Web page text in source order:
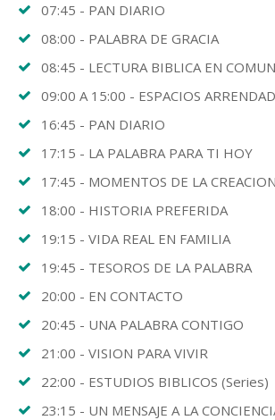
07:45 - PAN DIARIO
08:00 - PALABRA DE GRACIA
08:45 - LECTURA BIBLICA EN
09:00 A 15:00 - ESPACIOS
16:45 - PAN DIARIO
17:15 - LA PALABRA PARA TI HOY
17:45 - MOMENTOS DE LA CREACION
18:00 - HISTORIA PREFERIDA
19:15 - VIDA REAL EN FAMILIA
19:45 - TESOROS DE LA PALABRA
20:00 - EN CONTACTO
20:45 - UNA PALABRA CONTIGO
21:00 - VISION PARA VIVIR
22:00 - ESTUDIOS BIBLICOS (Series)
23:15 - UN MENSAJE A LA